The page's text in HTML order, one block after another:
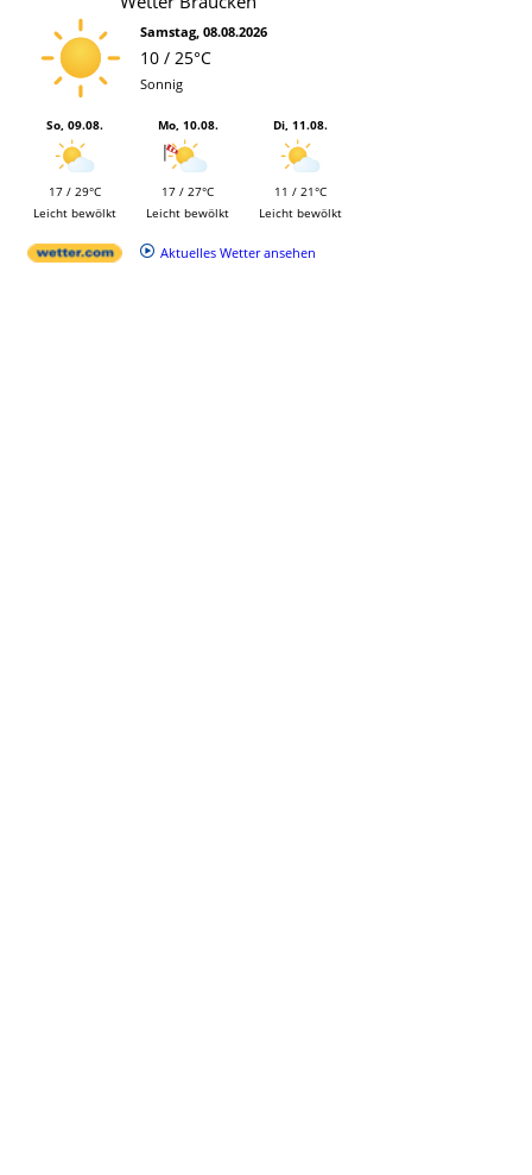
Samstag, 08.08.2026
10 / 25°C
Sonnig
So, 09.08.
17 / 29°C
Leicht bewölkt
Mo, 10.08.
17 / 27°C
Leicht bewölkt
Di, 11.08.
11 / 21°C
Leicht bewölkt
Aktuelles Wetter ansehen